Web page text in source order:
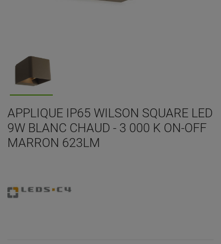
APPLIQUE IP65 WILSON SQUARE LED
9W BLANC CHAUD - 3 000 K ON-OFF
MARRON 623LM